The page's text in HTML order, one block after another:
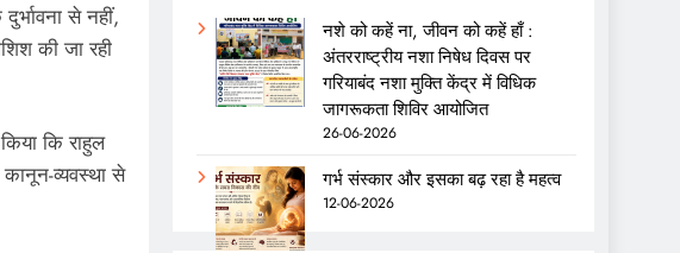
से नहीं,
की जा रही
कि राहुल
व्यवस्था से
नशे को कहें ना, जीवन को कहें हाँ :
अंतरराष्ट्रीय नशा निषेध दिवस पर
गरियाबंद नशा मुक्ति केंद्र में विधिक
जागरूकता शिविर आयोजित
26-06-2026
गर्भ संस्कार और इसका बढ़ रहा है महत्व
12-06-2026